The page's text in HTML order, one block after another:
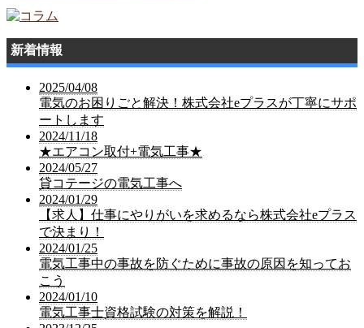
新着情報
2025/04/08
電気のお困りごと解決！株式会社eプラスが丁寧にサポ
ートします
2024/11/18
★エアコン取付+電気工事★
2024/05/27
貸コテージの電気工事へ
2024/01/29
【求人】仕事にやりがいを求めるなら株式会社eプラス
で決まり！
2024/01/25
電気工事中の事故を防ぐために事故の原因を知ってお
こう
2024/01/10
電気工事士資格試験の対策を解説！